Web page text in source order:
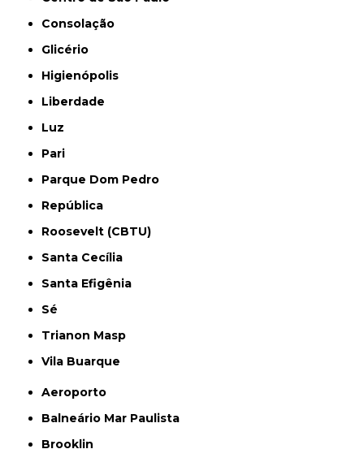
Consolação
Glicério
Higienópolis
Liberdade
Luz
Pari
Parque Dom Pedro
República
Roosevelt (CBTU)
Santa Cecília
Santa Efigênia
Sé
Trianon Masp
Vila Buarque
Aeroporto
Balneário Mar Paulista
Brooklin